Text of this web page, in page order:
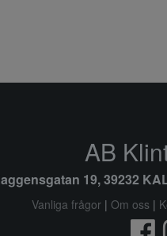
AB
19, 39232
Vanliga frågor | Om oss |